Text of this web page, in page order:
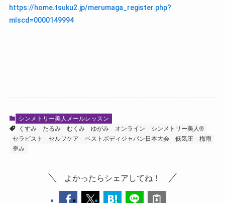
https://home.tsuku2.jp/merumaga_register.php?
mlscd=0000149994
シンメトリー美人メールレッスン
くすみ
たるみ むくみ ゆがみ オンライン
シンメトリー美人®
セラピスト
セルフケア ベストボディジャパン日本大会 低気圧
梅雨
歪み
よかったらシェアしてね！